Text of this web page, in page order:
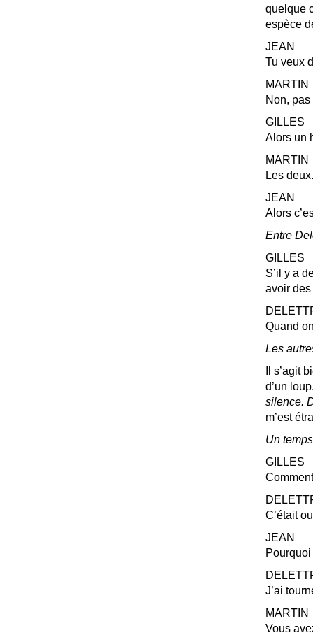
quelque
espèce
JEAN
Tu veux
MARTIN
Non,
GILLES
Alors un
MARTIN
Les
JEAN
Alors
Entre
GILLES
S’il y a
avoir
Quand
Les
Il s’agit
d’un
silence.
m’est
Un
GILLES
C’était
JEAN
J’ai
MARTIN
Vous